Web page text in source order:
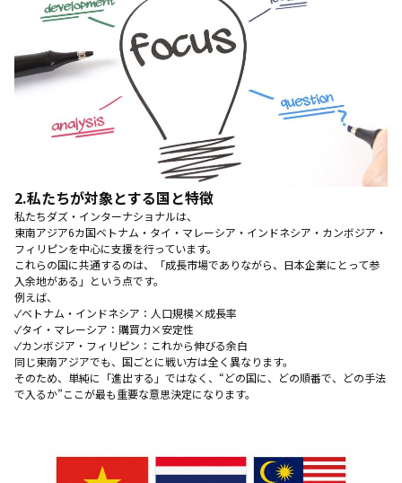
2.私たちが対象とする国と特徴
私たちダズ・インターナショナルは、
東南アジア6カ国ベトナム・タイ・マレーシア・インドネシア・カンボジア・
フィリピンを中心に支援を行っています。
これらの国に共通するのは、「成長市場でありながら、日本企業にとって参
入余地がある」という点です。
例えば、
✓ベトナム・インドネシア：人口規模×成長率
✓タイ・マレーシア：購買力×安定性
✓カンボジア・フィリピン：これから伸びる余白
同じ東南アジアでも、国ごとに戦い方は全く異なります。
そのため、単純に「進出する」ではなく、“どの国に、どの順番で、どの手法
で入るか”ここが最も重要な意思決定になります。